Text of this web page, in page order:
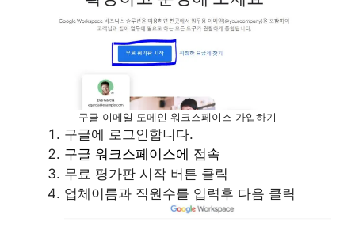
구글 이메일 도메인 워크스페이스 가입하기
구글에 로그인합니다.
구글 워크스페이스에 접속
무료 평가판 시작 버튼 클릭
업체이름과 직원수를 입력후 다음 클릭